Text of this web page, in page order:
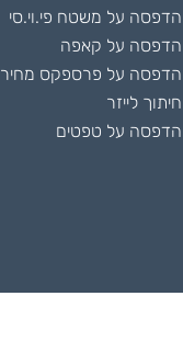
הדפסה על משטח פי.וי.סי
הדפסה על קאפה
הדפסה על פרספקס מחיר
חיתוך לייזר
הדפסה על טפטים